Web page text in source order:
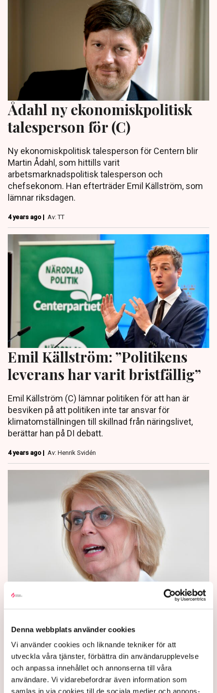
Denna webbplats använder cookies
Vi använder cookies och liknande tekniker för att
utveckla våra tjänster, förbättra din användarupplevelse
och anpassa innehållet och annonserna till våra
användare. Vi vidarebefordrar även information som
samlas in via cookies till de sociala medier och annons-
Ådahl ny ekonomiskpolitisk
talesperson för (C)
Ny ekonomiskpolitisk talesperson för Centern blir
Martin Ådahl, som hittills varit
arbetsmarknadspolitisk talesperson och
chefsekonom. Han efterträder Emil Källström, som
lämnar riksdagen.
4 years ago | Av: TT
Emil Källström: ”Politikens
leverans har varit bristfällig”
Emil Källström (C) lämnar politiken för att han är
besviken på att politiken inte tar ansvar för
klimatomställningen till skillnad från näringslivet,
berättar han på DI debatt.
4 years ago | Av: Henrik Svidén
Riksdagsnej till EU-taxonomi
för hållbarhet
En majoritet i riksdagen kräver att regeringen ska
rösta nej till EU-kommissionens förslag om
klassning av hållbara investeringar, taxonomin.
5 years ago | Av: TT